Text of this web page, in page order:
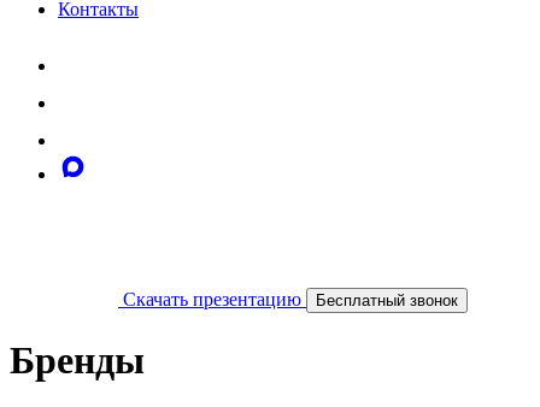
Контакты
Скачать презентацию Бесплатный звонок
Бренды